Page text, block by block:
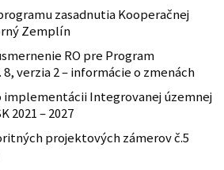
zasadnutia Kooperačnej
Zemplín
RO pre Program
8, verzia 2 – informácie o zmenách
implementácii Integrovanej územnej
2021 – 2027
projektových zámerov č.5